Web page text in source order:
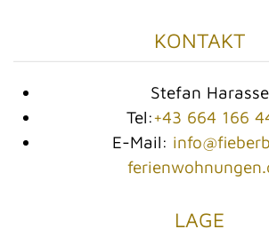
KONTAKT
Stefan
Tel:+43 664 166
E-Mail:
LAGE